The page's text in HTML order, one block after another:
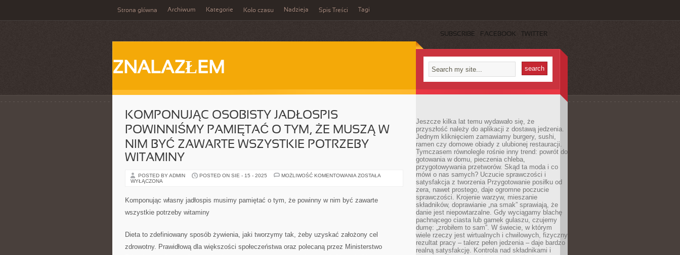
Strona główna Archiwum Kategorie Koło czasu Nadzieja Spis Treści Tagi
SUBSCRIBE FACEBOOK TWITTER
ZNALAZŁEM
KOMPONUJĄC OSOBISTY JADŁOSPIS
POWINNIŚMY PAMIĘTAĆ O TYM, ŻE MUSZĄ W
NIM BYĆ ZAWARTE WSZYSTKIE POTRZEBY
WITAMINY
POSTED BY ADMIN POSTED ON SIE - 15 - 2025 MOŻLIWOŚĆ KOMENTOWANIA KOMPONUJĄC
PAMIĘTAĆ
O
BYĆ
WSZYSTKIE
ZOSTAŁA
WYŁĄCZONA
Komponując własny jadłospis musimy pamiętać o tym, że powinny w nim być zawarte
wszystkie potrzeby witaminy
Dieta to zdefiniowany sposób żywienia, jaki tworzymy tak, żeby uzyskać założony cel
zdrowotny. Prawidłową dla większości społeczeństwa oraz polecaną przez Ministerstwo
Jeszcze kilka lat temu wydawało się, że
przyszłość należy do aplikacji z dostawą jedzenia.
Jednym kliknięciem zamawiamy burgery, sushi,
ramen czy domowe obiady z ulubionej restauracji.
Tymczasem równolegle rośnie inny trend: powrót do
gotowania w domu, pieczenia chleba,
przygotowywania przetworów. Skąd ta moda i co
mówi o nas samych? Uczucie sprawczości i
satysfakcja z tworzenia Przygotowanie posiłku od
zera, nawet prostego, daje ogromne poczucie
sprawczości. Krojenie warzyw, mieszanie
składników, doprawianie „na smak” sprawiają, że
danie jest niepowtarzalne. Gdy wyciągamy blachę
pachnącego ciasta lub garnek gulaszu, czujemy
dumę: „zrobiłem to sam”. W świecie, w którym
wiele rzeczy jest wirtualnych i chwilowych, fizyczny
rezultat pracy – talerz pełen jedzenia – daje bardzo
realną satysfakcję. Kontrola nad składnikami i